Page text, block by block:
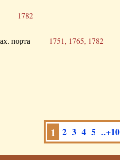
1782
порта 1751, 1765, 1782
1 2 3 4 5 ..+10